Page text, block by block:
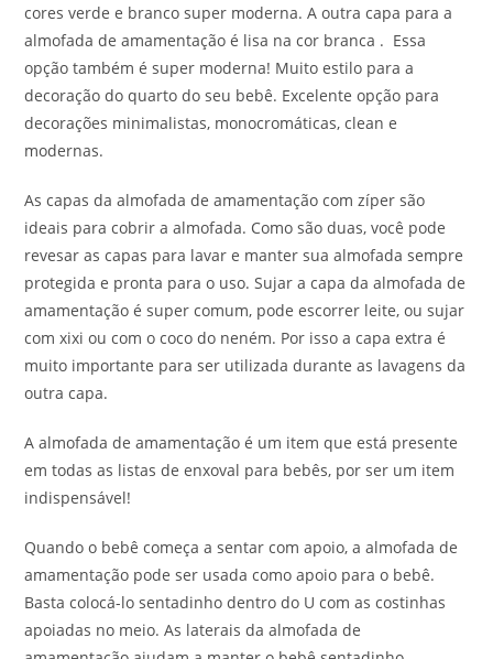
cores verde e branco super moderna. A outra capa para a
almofada de amamentação é lisa na cor branca . Essa
opção também é super moderna! Muito estilo para a
decoração do quarto do seu bebê. Excelente opção para
decorações minimalistas, monocromáticas, clean e
modernas.
As capas da almofada de amamentação com zíper são
ideais para cobrir a almofada. Como são duas, você pode
revesar as capas para lavar e manter sua almofada sempre
protegida e pronta para o uso. Sujar a capa da almofada de
amamentação é super comum, pode escorrer leite, ou sujar
com xixi ou com o coco do neném. Por isso a capa extra é
muito importante para ser utilizada durante as lavagens da
outra capa.
A almofada de amamentação é um item que está presente
em todas as listas de enxoval para bebês, por ser um item
indispensável!
Quando o bebê começa a sentar com apoio, a almofada de
amamentação pode ser usada como apoio para o bebê.
Basta colocá-lo sentadinho dentro do U com as costinhas
apoiadas no meio. As laterais da almofada de